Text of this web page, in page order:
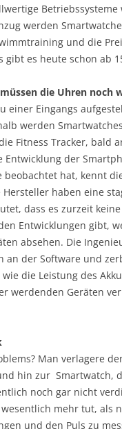
Betriebssysteme
werden
und die
gibt es heute schon ab
die Uhren noch
einer Eingangs
werden
Fitness Tracker, bald
Entwicklung der
beobachtet hat, kennt
haben eine
dass es zurzeit
Entwicklungen gibt,
absehen. Die
an der Software und
die Leistung des
werdenden Geräten
Man verlagere
hin zur Smartwatch,
noch gar nicht
mehr tut, als
und den Puls zu